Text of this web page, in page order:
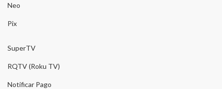
Neo
Pix
SuperTV
RQTV (Roku TV)
Notificar Pago